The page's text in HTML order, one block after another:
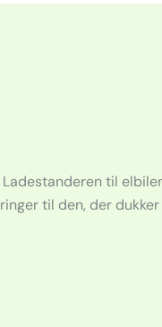
Ladestanderen til
ringer til den, der